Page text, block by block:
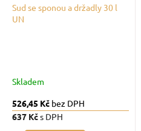
dSud se sponou a držadly 30 l
UN
Skladem
526,45 Kč bez DPH
637 Kčs DPH